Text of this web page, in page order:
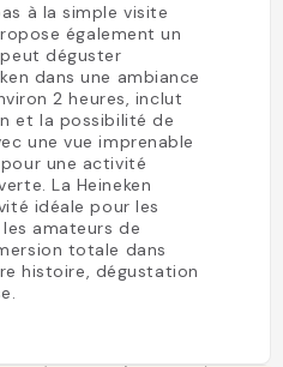
à la simple visite
également un
déguster
dans une ambiance
2 heures, inclut
et la possibilité de
une vue imprenable
une activité
La Heineken
idéale pour les
amateurs de
totale dans
histoire, dégustation